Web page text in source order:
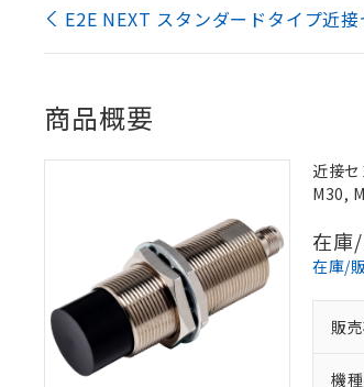
E2E NEXT スタンダードタイプ近
商品概要
近接
M30,
在庫
在庫/
販
機